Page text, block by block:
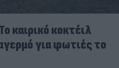
καιρικό κοκτέιλ
για φωτιές το